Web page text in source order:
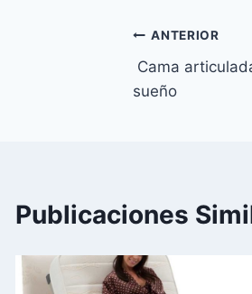
de
ANTERIOR
Cama
sueño
Publicaciones